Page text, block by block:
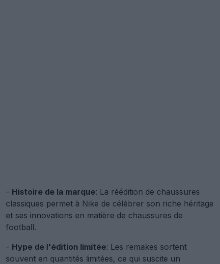
- Histoire de la marque: La réédition de chaussures
classiques permet à Nike de célébrer son riche héritage
et ses innovations en matière de chaussures de
football.
- Hype de l'édition limitée: Les remakes sortent
souvent en quantités limitées, ce qui suscite un